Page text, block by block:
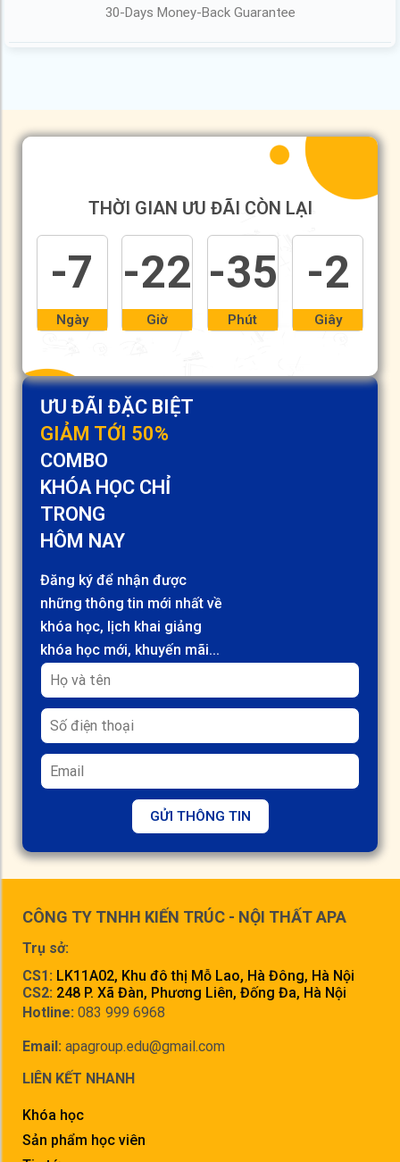
30-Days Money-Back Guarantee
ƯU ĐÃI ĐẶC BIỆT
GIẢM TỚI 50%
COMBO
KHÓA HỌC CHỈ
TRONG
HÔM NAY
Đăng ký để nhận được
những thông tin mới nhất về
khóa học, lịch khai giảng
khóa học mới, khuyến mãi...
GỬI THÔNG TIN
THỜI GIAN ƯU ĐÃI CÒN LẠI
-7
Ngày
-22
Giờ
-35
Phút
-2
Giây
CÔNG TY TNHH KIẾN TRÚC - NỘI THẤT APA
Trụ sở:
CS1: LK11A02, Khu đô thị Mỗ Lao, Hà Đông, Hà Nội
CS2: 248 P. Xã Đàn, Phương Liên, Đống Đa, Hà Nội
Hotline: 083 999 6968
Email: apagroup.edu@gmail.com
LIÊN KẾT NHANH
Khóa học
Sản phẩm học viên